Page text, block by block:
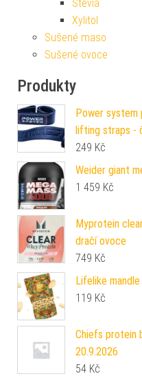
Stévia
Xylitol
Sušené maso
Sušené ovoce
Produkty
Power system
lifting straps -
249 Kč
Weider giant
1 459 Kč
Myprotein
dračí ovoce
749 Kč
Lifelike
119 Kč
Chiefs protein
20.9.2026
54 Kč